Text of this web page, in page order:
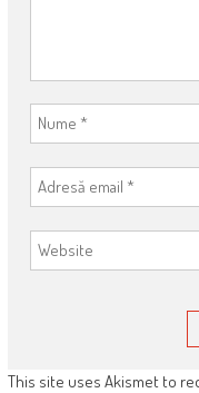
This site uses Akismet to